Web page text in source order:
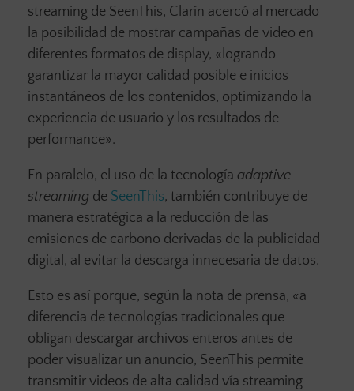
streaming de SeenThis, Clarín acercó al mercado
la posibilidad de mostrar campañas de video en
diferentes formatos de display, «logrando
garantizar la mayor calidad posible e inicios
instantáneos de los contenidos, optimizando la
experiencia de usuario y los resultados de
performance».
En paralelo, el uso de la tecnología adaptive
streaming de SeenThis, también contribuye de
manera estratégica a la reducción de las
emisiones de carbono derivadas de la publicidad
digital, al evitar la descarga innecesaria de datos.
Esto es así porque, según la nota de prensa, «a
diferencia de tecnologías tradicionales que
obligan descargar archivos enteros antes de
poder visualizar un anuncio, SeenThis permite
transmitir videos de alta calidad vía streaming